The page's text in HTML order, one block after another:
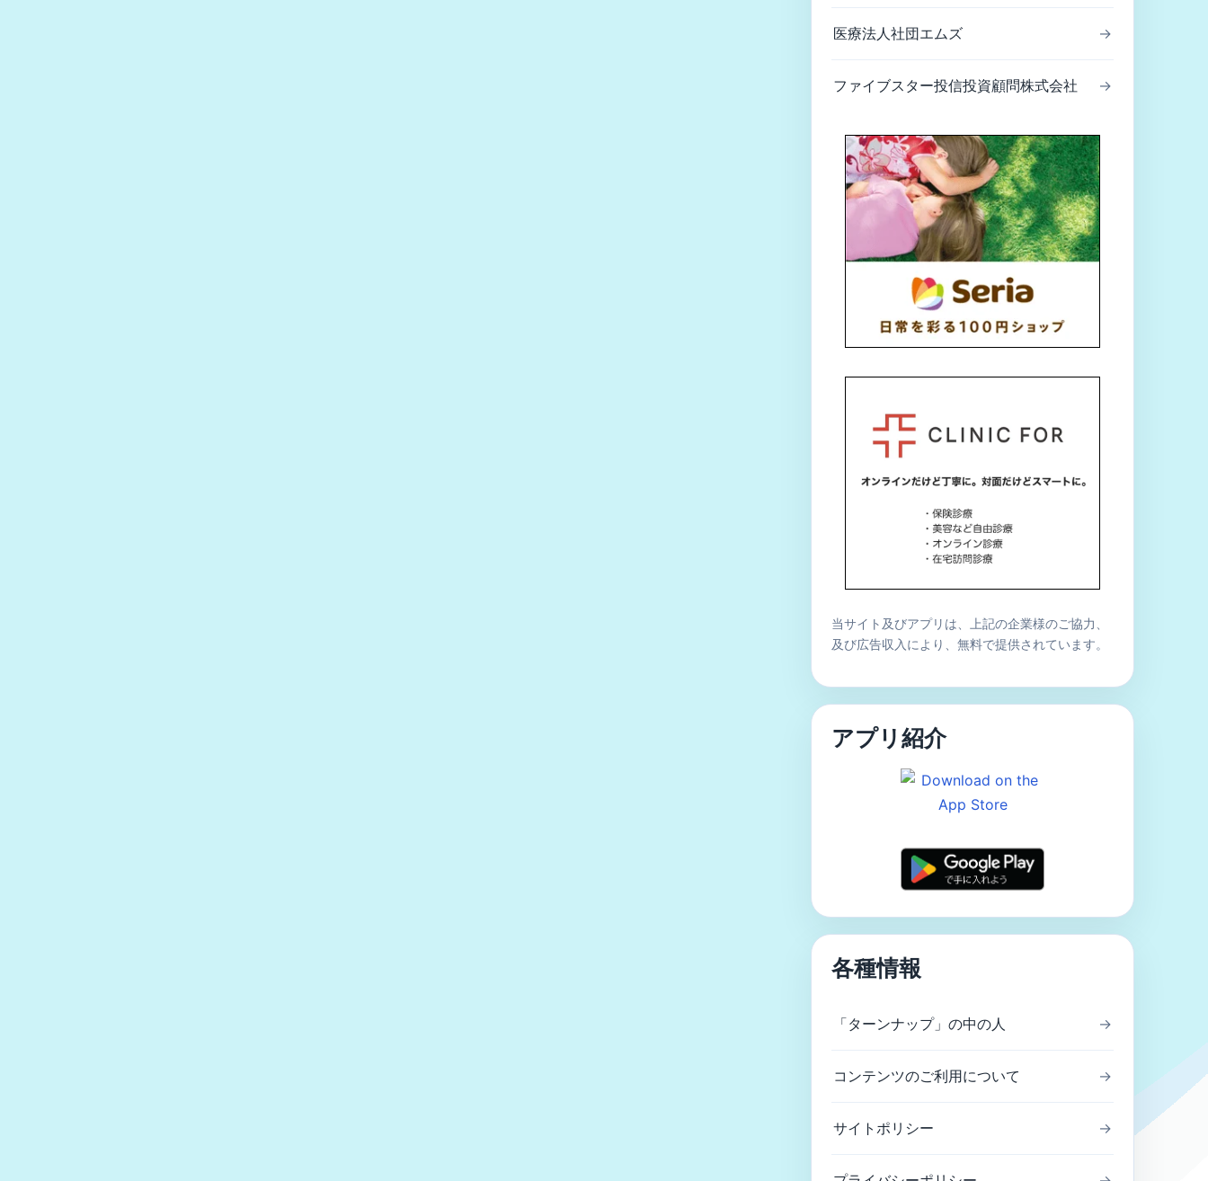
医療法人社団エムズ →
ファイブスター投信投資顧問株式会社 →
当サイト及びアプリは、上記の企業様のご協力、
及び広告収入により、無料で提供されています。
アプリ紹介
各種情報
「ターンナップ」の中の人 →
コンテンツのご利用について →
サイトポリシー →